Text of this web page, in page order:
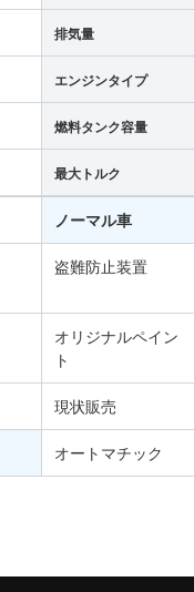
排気量
エンジンタイプ
燃料タンク容量
最大トルク
ノーマル車
盗難防止装置
オリジナルペイン
ト
現状販売
オートマチック